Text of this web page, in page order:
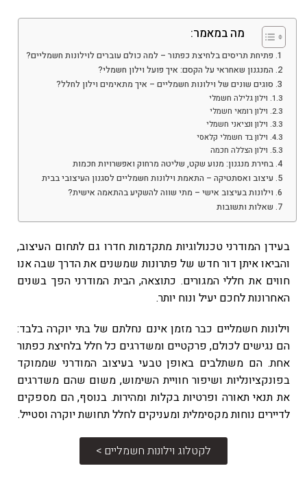
מה במאמר:
פתיחת תריסים בלחיצת כפתור – למה כולם עוברים לוילונות חשמליים?
המנגנון שאחראי על הקסם: איך פועל וילון חשמלי?
סוגים שונים של וילונות חשמליים – איך מתאימים וילון לחלל?
וילון גלילה חשמלי
וילון רומאי חשמלי
וילון ונציאני חשמלי
וילון בד חשמלי קלאסי
וילון הצללה חכמה
בחירת מנגנון: מנוע שקט, שליטה מרחוק ואפשרויות חכמות
עיצוב ואסתטיקה – התאמת וילונות חשמליים לסגנון העיצובי בבית
וילונות בעיצוב אישי – מתי שווה להשקיע בהתאמה אישית?
שאלות ותשובות
בעידן המודרני טכנולוגיות מתקדמות חדרו גם לתחום העיצוב,
והביאו איתן דור חדש של פתרונות שמשנים את הדרך שבה אנו
חווים את חללי המגורים. כתוצאה, הבית המודרני הפך בשנים
האחרונות לחכם יעיל ונוח יותר.
וילונות חשמליים כבר מזמן אינם נחלתם של בתי יוקרה בלבד:
הם נגישים לכולם, פרקטיים ומשדרגים כל חלל בלחיצת כפתור
אחת. הם משתלבים באופן טבעי בעיצוב המודרני שממוקד
בפונקציונליות ושיפור חוויית השימוש, משום שהם משדרגים
את תנאי תאורה ופרטיות בקלות ומהירות. בנוסף, הם מספקים
לדיירים נוחות מקסימלית ומעניקים לחלל תחושת יוקרה וסטייל.
לקטלוג וילונות חשמליים >